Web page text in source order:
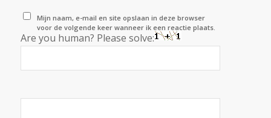
Mijn naam, e-mail en site opslaan in deze browser
voor de volgende keer wanneer ik een reactie plaats.
Are you human? Please solve: